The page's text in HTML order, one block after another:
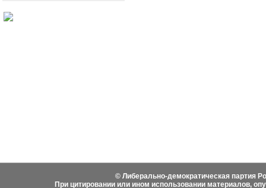
© Либерально-демократическая партия
При цитировании или ином использовании материалов,